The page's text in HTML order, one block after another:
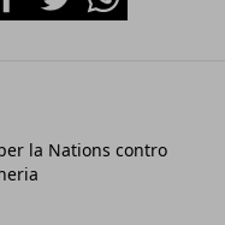
la Nations contro